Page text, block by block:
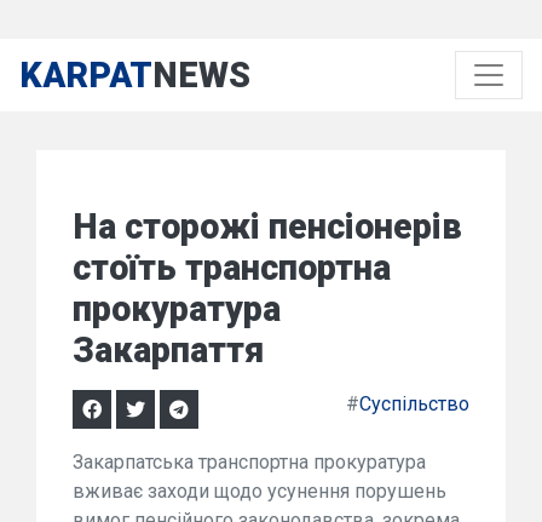
KARPATNEWS
На сторожі пенсіонерів
стоїть транспортна
прокуратура
Закарпаття
#Суспільство
Закарпатська транспортна прокуратура
вживає заходи щодо усунення порушень